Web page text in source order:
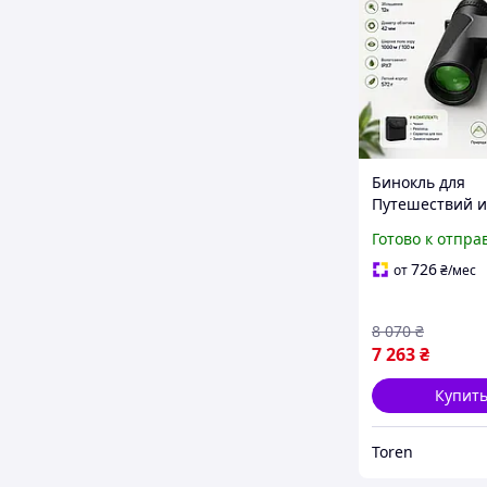
Бинокль для
Путешествий и
Птицами с
Изображением
Готово к
от726₴/мес
7 263₴
8 070 ₴
Купить
Toren